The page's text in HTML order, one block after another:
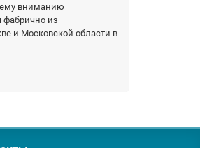
вниманию
фабрично из
и Московской области в